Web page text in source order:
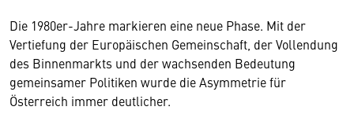
Die 1980er-Jahre markieren eine neue Phase. Mit der
Vertiefung der Europäischen Gemeinschaft, der Vollendung
des Binnenmarkts und der wachsenden Bedeutung
gemeinsamer Politiken wurde die Asymmetrie für
Österreich immer deutlicher.